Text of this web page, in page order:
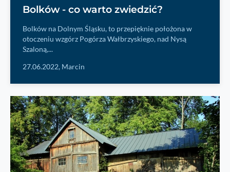
Bolków - co warto zwiedzić?
Bolków na Dolnym Śląsku, to przepięknie położona w
otoczeniu wzgórz Pogórza Wałbrzyskiego, nad Nysą
Szaloną,...
27.06.2022, Marcin